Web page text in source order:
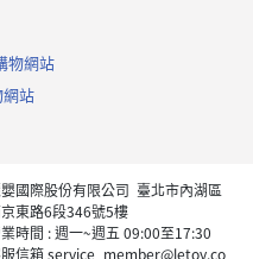
物網站
站
國際股份有限公司 臺北市內湖區
東路6段346號5樓
時間 : 週一~週五 09:00至17:30
信箱 service_member@letoy.co